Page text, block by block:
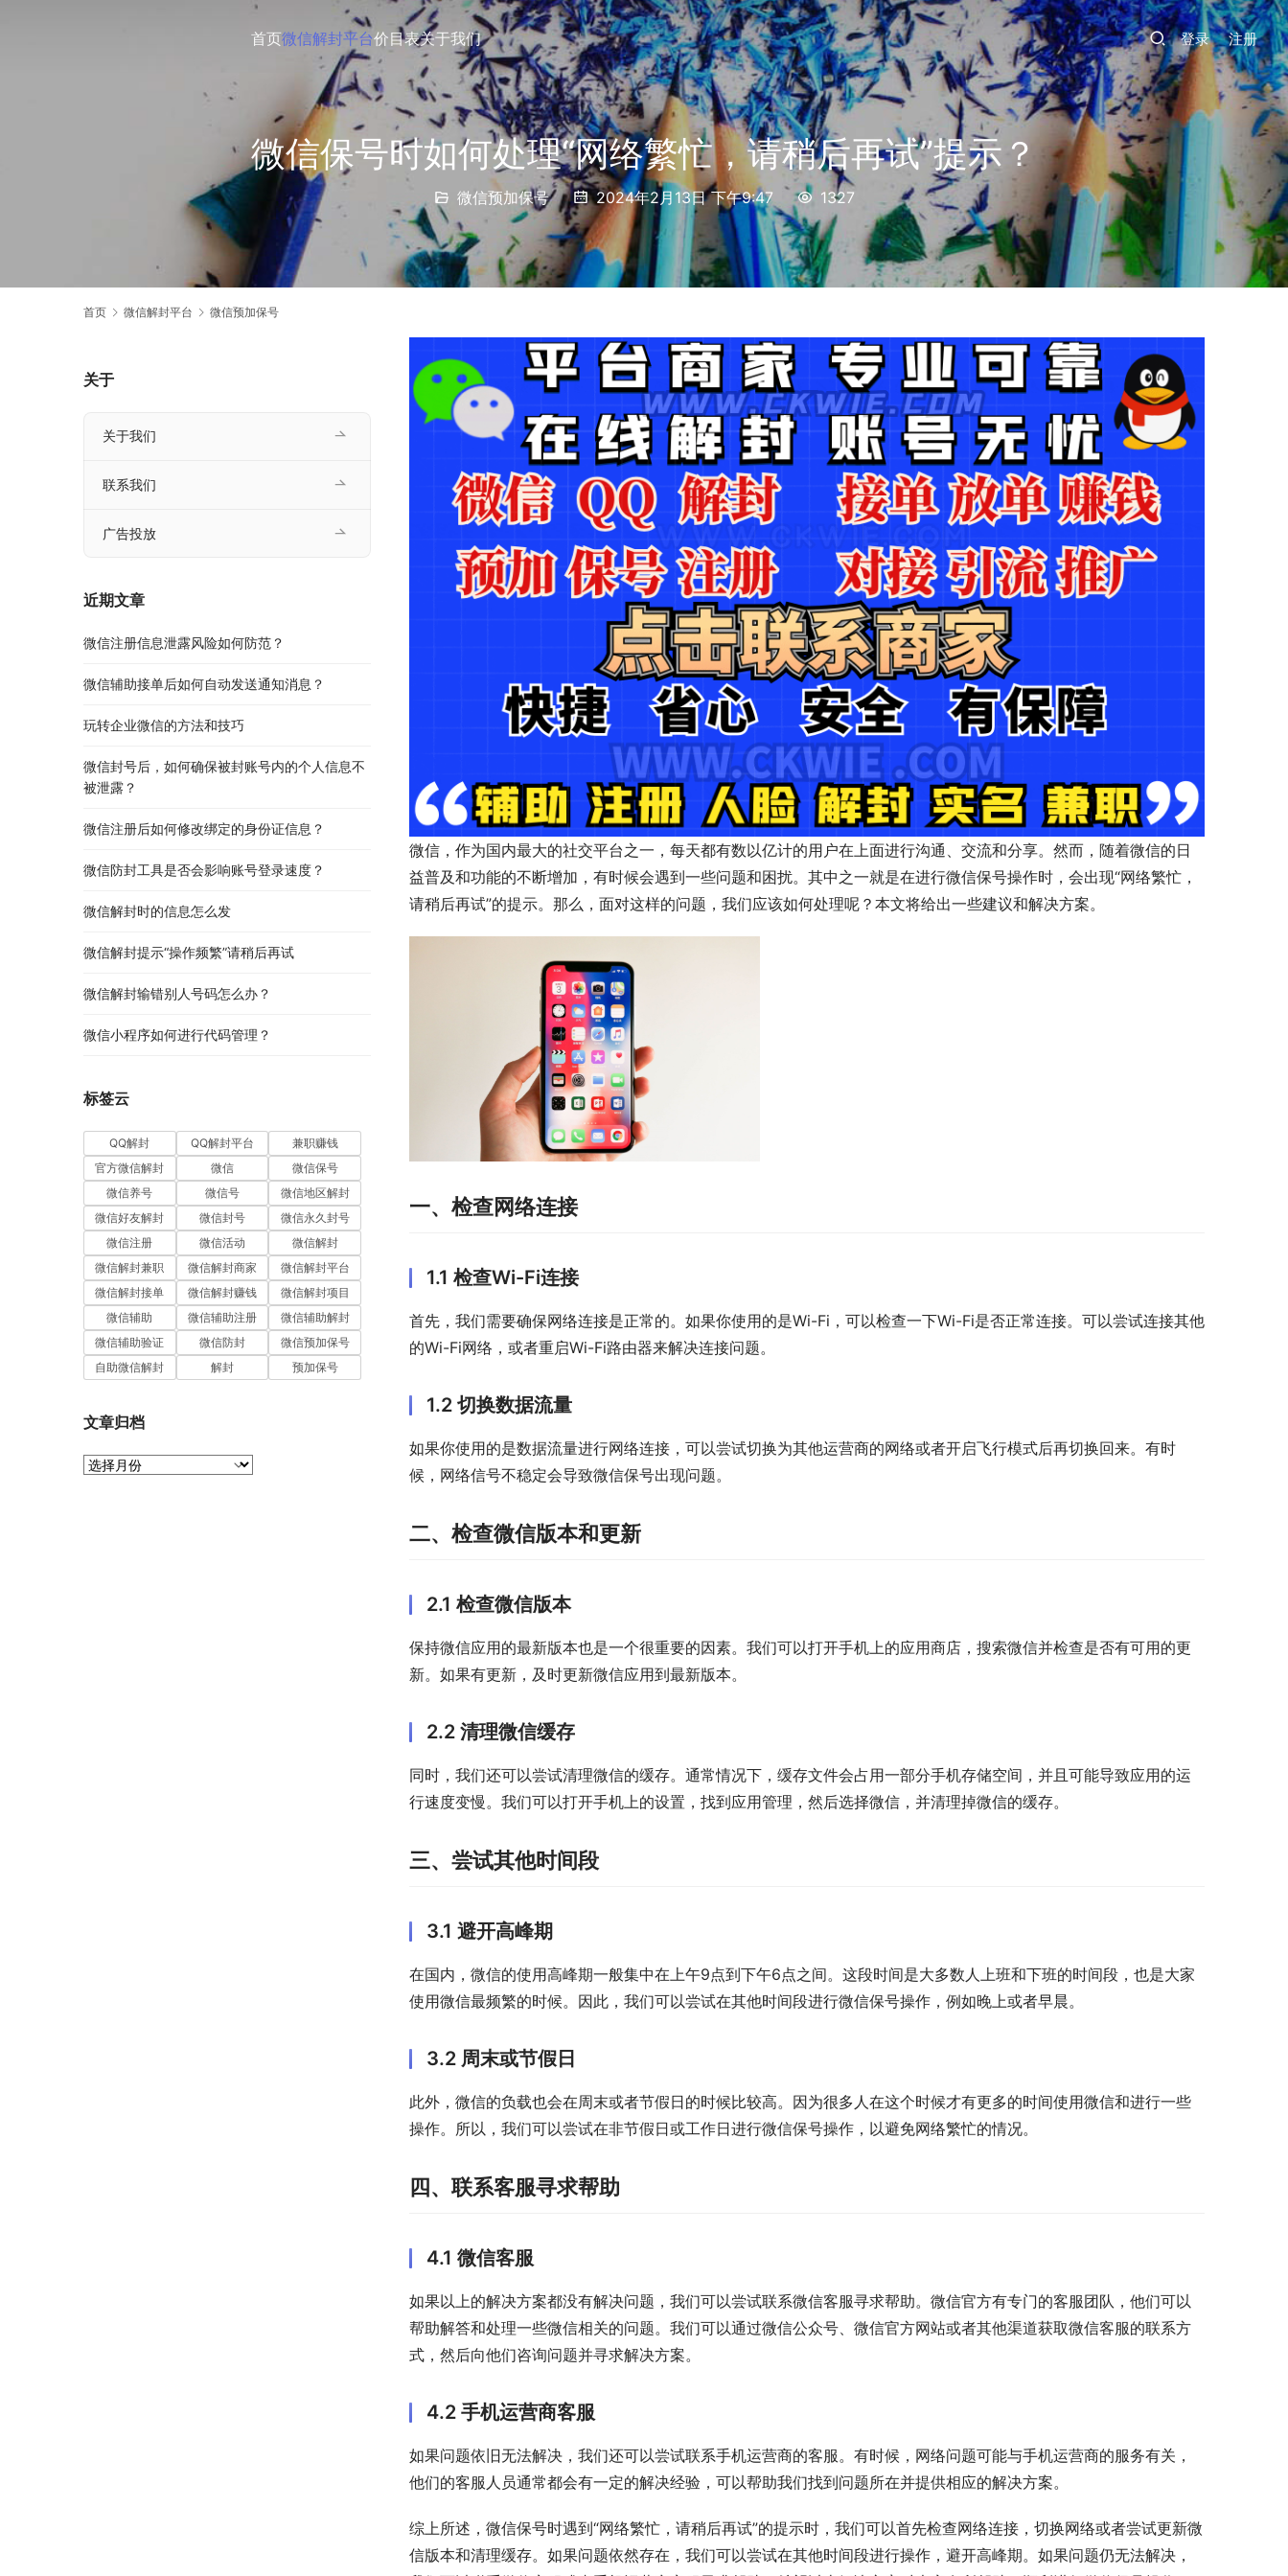
首页微信解封平台价目表关于我们 登录 注册
微信保号时如何处理“网络繁忙，请稍后再试”提示？
微信预加保号 2024年2月13日 下午9:47 1327
首页 微信解封平台 微信预加保号
微信，作为国内最大的社交平台之一，每天都有数以亿计的用户在上面进行沟通、交流和分享。然而，随着微信的日
益普及和功能的不断增加，有时候会遇到一些问题和困扰。其中之一就是在进行微信保号操作时，会出现“网络繁忙，
请稍后再试”的提示。那么，面对这样的问题，我们应该如何处理呢？本文将给出一些建议和解决方案。
一、检查网络连接
1.1 检查Wi-Fi连接
首先，我们需要确保网络连接是正常的。如果你使用的是Wi-Fi，可以检查一下Wi-Fi是否正常连接。可以尝试连接其他
的Wi-Fi网络，或者重启Wi-Fi路由器来解决连接问题。
1.2 切换数据流量
如果你使用的是数据流量进行网络连接，可以尝试切换为其他运营商的网络或者开启飞行模式后再切换回来。有时
候，网络信号不稳定会导致微信保号出现问题。
二、检查微信版本和更新
2.1 检查微信版本
保持微信应用的最新版本也是一个很重要的因素。我们可以打开手机上的应用商店，搜索微信并检查是否有可用的更
新。如果有更新，及时更新微信应用到最新版本。
2.2 清理微信缓存
同时，我们还可以尝试清理微信的缓存。通常情况下，缓存文件会占用一部分手机存储空间，并且可能导致应用的运
行速度变慢。我们可以打开手机上的设置，找到应用管理，然后选择微信，并清理掉微信的缓存。
三、尝试其他时间段
3.1 避开高峰期
在国内，微信的使用高峰期一般集中在上午9点到下午6点之间。这段时间是大多数人上班和下班的时间段，也是大家
使用微信最频繁的时候。因此，我们可以尝试在其他时间段进行微信保号操作，例如晚上或者早晨。
3.2 周末或节假日
此外，微信的负载也会在周末或者节假日的时候比较高。因为很多人在这个时候才有更多的时间使用微信和进行一些
操作。所以，我们可以尝试在非节假日或工作日进行微信保号操作，以避免网络繁忙的情况。
四、联系客服寻求帮助
4.1 微信客服
如果以上的解决方案都没有解决问题，我们可以尝试联系微信客服寻求帮助。微信官方有专门的客服团队，他们可以
帮助解答和处理一些微信相关的问题。我们可以通过微信公众号、微信官方网站或者其他渠道获取微信客服的联系方
式，然后向他们咨询问题并寻求解决方案。
4.2 手机运营商客服
如果问题依旧无法解决，我们还可以尝试联系手机运营商的客服。有时候，网络问题可能与手机运营商的服务有关，
他们的客服人员通常都会有一定的解决经验，可以帮助我们找到问题所在并提供相应的解决方案。
综上所述，微信保号时遇到“网络繁忙，请稍后再试”的提示时，我们可以首先检查网络连接，切换网络或者尝试更新微
信版本和清理缓存。如果问题依然存在，我们可以尝试在其他时间段进行操作，避开高峰期。如果问题仍无法解决，
关于
关于我们
联系我们
广告投放
近期文章
微信注册信息泄露风险如何防范？
微信辅助接单后如何自动发送通知消息？
玩转企业微信的方法和技巧
微信封号后，如何确保被封账号内的个人信息不
被泄露？
微信注册后如何修改绑定的身份证信息？
微信防封工具是否会影响账号登录速度？
微信解封时的信息怎么发
微信解封提示“操作频繁”请稍后再试
微信解封输错别人号码怎么办？
微信小程序如何进行代码管理？
标签云
QQ解封 QQ解封平台
兼职赚钱
官方微信解封
微信
微信保号
微信养号
微信号
微信地区解封
微信好友解封
微信封号
微信永久封号
微信注册
微信活动
微信解封
微信解封兼职
微信解封商家
微信解封平台
微信解封接单
微信解封赚钱
微信解封项目
微信辅助
微信辅助注册
微信辅助解封
微信辅助验证
微信防封
微信预加保号
自助微信解封
解封 预加保号
文章归档
文